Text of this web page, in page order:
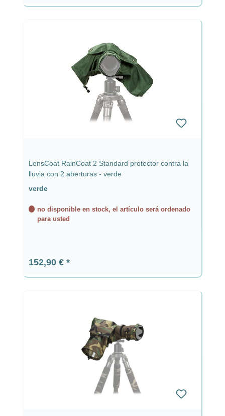
LensCoat RainCoat 2 Standard protector contra la
lluvia con 2 aberturas - verde
verde
no disponible en stock, el artículo será ordenado
para usted
Precio normal:
152,90 €